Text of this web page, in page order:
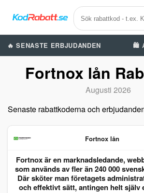
🔥 SENASTE ERBJUDANDEN 🛍️
Fortnox lån
Augusti 2026
Senaste rabattkoderna och
Fortnox lån
Fortnox är en marknadsledande,
som används av fler än 240 000
Där sköter man företagets
och effektivt sätt, antingen helt själv